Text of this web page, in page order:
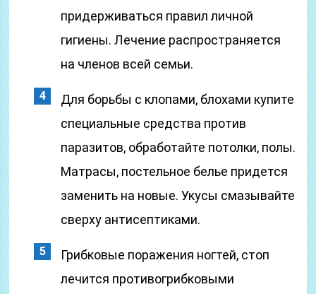
придерживаться правил личной
гигиены. Лечение распространяется
на членов всей семьи.
Для борьбы с клопами, блохами купите
специальные средства против
паразитов, обработайте потолки, полы.
Матрасы, постельное белье придется
заменить на новые. Укусы смазывайте
сверху антисептиками.
Грибковые поражения ногтей, стоп
лечится противогрибковыми